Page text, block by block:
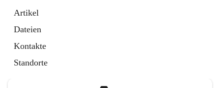
Artikel
Dateien
Kontakte
Standorte